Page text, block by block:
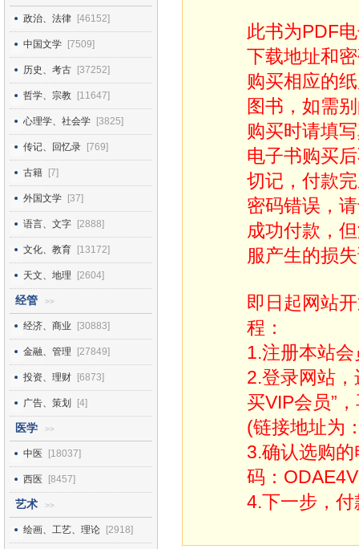
政治、法律 [46152]
中国文学 [7509]
历史、考古 [37252]
哲学、宗教 [11647]
心理学、社会学 [3825]
传记、回忆录 [769]
古籍 [7]
外国文学 [37]
语言、文字 [2888]
文化、教育 [13172]
天文、地理 [2604]
经管 >>
经济、商业 [30883]
金融、管理 [27849]
投资、理财 [6873]
广告、策划 [4]
医学 >>
中医 [18037]
西医 [8457]
艺术 >>
绘画、工艺、理论 [2918]
此书为PDF
下载地址和
购买相应的
图书，如需
购买时请填
电子书购买
切记，付款
密码错误，
成功付款，
服产生的损
即日起网站
程：
1.注册本站会
2.登录网站，
买VIP会员”
(链接地址为
3.确认选购
码：
4.下一步，